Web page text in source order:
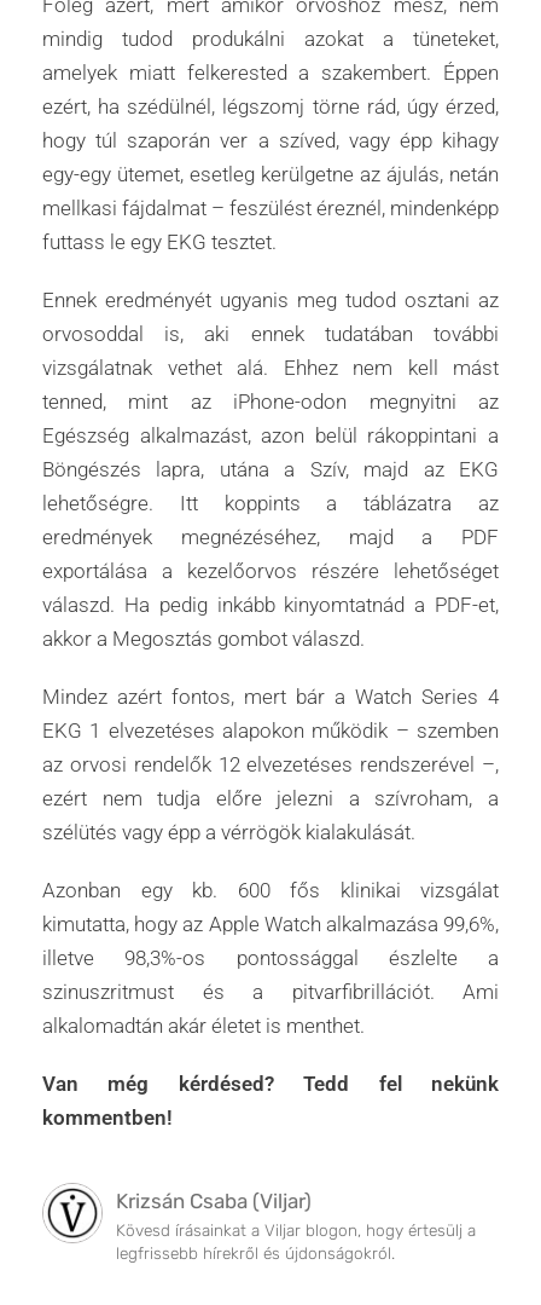
Főleg azért, mert amikor orvoshoz mész, nem
mindig tudod produkálni azokat a tüneteket,
amelyek miatt felkerested a szakembert. Éppen
ezért, ha szédülnél, légszomj törne rád, úgy érzed,
hogy túl szaporán ver a szíved, vagy épp kihagy
egy-egy ütemet, esetleg kerülgetne az ájulás, netán
mellkasi fájdalmat – feszülést éreznél, mindenképp
futtass le egy EKG tesztet.
Ennek eredményét ugyanis meg tudod osztani az
orvosoddal is, aki ennek tudatában további
vizsgálatnak vethet alá. Ehhez nem kell mást
tenned, mint az iPhone-odon megnyitni az
Egészség alkalmazást, azon belül rákoppintani a
Böngészés lapra, utána a Szív, majd az EKG
lehetőségre. Itt koppints a táblázatra az
eredmények megnézéséhez, majd a PDF
exportálása a kezelőorvos részére lehetőséget
válaszd. Ha pedig inkább kinyomtatnád a PDF-et,
akkor a Megosztás gombot válaszd.
Mindez azért fontos, mert bár a Watch Series 4
EKG 1 elvezetéses alapokon működik – szemben
az orvosi rendelők 12 elvezetéses rendszerével –,
ezért nem tudja előre jelezni a szívroham, a
szélütés vagy épp a vérrögök kialakulását.
Azonban egy kb. 600 fős klinikai vizsgálat
kimutatta, hogy az Apple Watch alkalmazása 99,6%,
illetve 98,3%-os pontossággal észlelte a
szinuszritmust és a pitvarfibrillációt. Ami
alkalomadtán akár életet is menthet.
Van még kérdésed? Tedd fel nekünk
kommentben!
Krizsán Csaba (Viljar)
Kövesd írásainkat a Viljar blogon, hogy értesülj a
legfrissebb hírekről és újdonságokról.